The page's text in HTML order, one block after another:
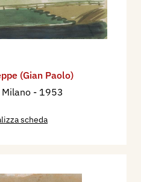
(Gian Paolo)
- 1953
scheda